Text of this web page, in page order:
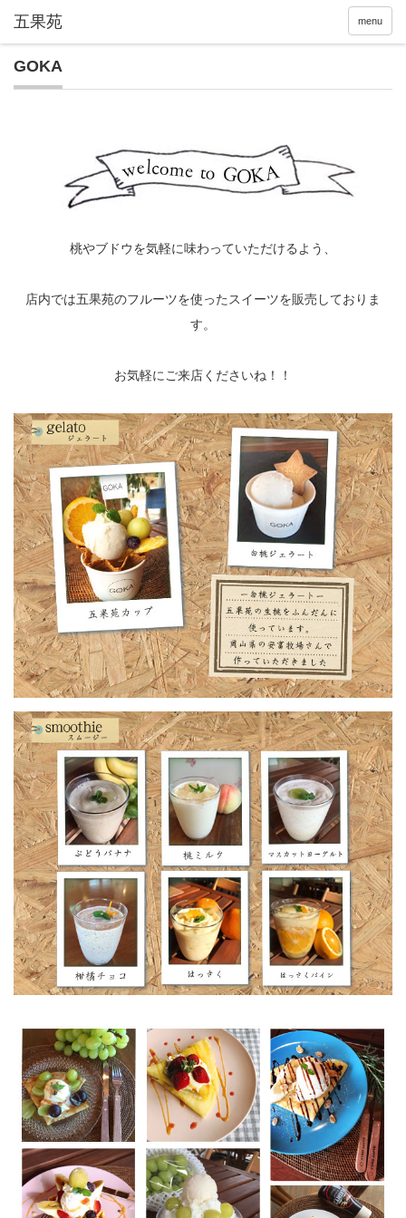
menu
GOKA
桃やブドウを気軽に味わっていただけるよう、
店内では五果苑のフルーツを使ったスイーツを販売しておりま
す。
お気軽にご来店くださいね！！